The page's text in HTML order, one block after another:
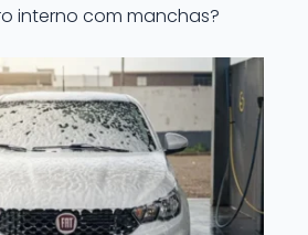
interno com manchas?